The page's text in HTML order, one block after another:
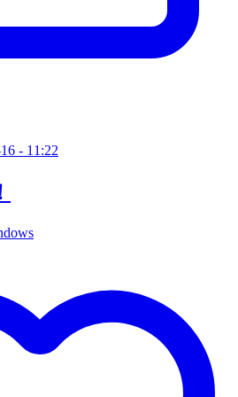
- 11:22